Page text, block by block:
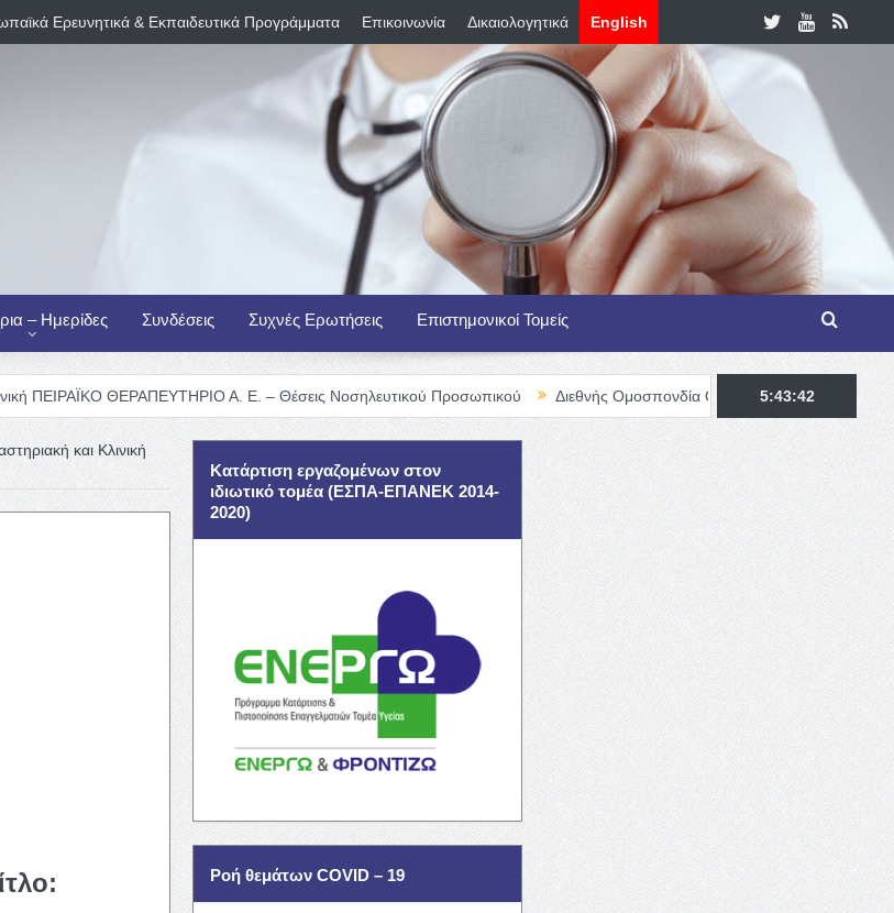
Ερευνητικά & Εκπαιδευτικά Προγράμματα Επικοινωνία Δικαιολογητικά English
– Ημερίδες Συνδέσεις Συχνές Ερωτήσεις Επιστημονικοί Τομείς
ΘΕΡΑΠΕΥΤΗΡΙΟ Α. Ε. – Θέσεις Νοσηλευτικού Προσωπικού Διεθνής Ομοσπονδία Θαλασσαιμίας – TIF Fellowship
5:43:43
και Κλινική
Κατάρτιση εργαζομένων στον
ιδιωτικό τομέα (ΕΣΠΑ-ΕΠΑΝΕΚ 2014-
2020)
Ροή θεμάτων COVID – 19